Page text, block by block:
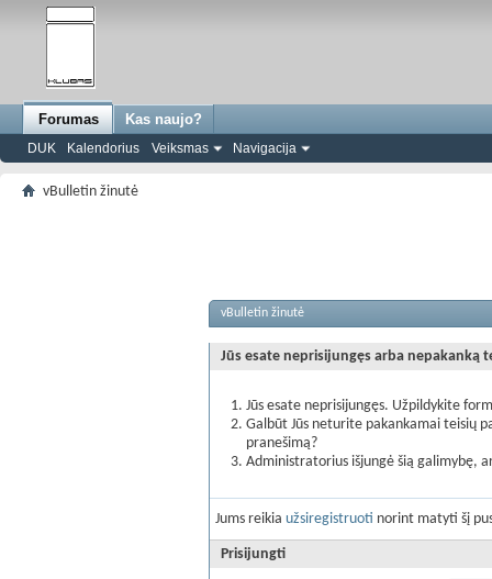
Forumas
DUK Kalendorius Veiksmas Navigacija
Kas naujo?
vBulletin žinutė
vBulletin žinutė
Jūs esate neprisijungęs arba nepakanką
Jūs esate neprisijungęs. Užpildykite
Galbūt Jūs neturite pakankamai teisių
pranešimą?
Administratorius išjungė šią galimybę,
Jums reikia užsiregistruoti norint matyti šį
Prisijungti